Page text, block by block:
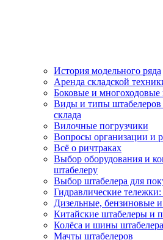
История модельного ряда
Аренда складской
Боковые и многоходовые
Виды и типы штабелеров
склада
Вилочные погрузчики
Вопросы организации и
Всё о ричтраках
Выбор оборудования и
штабелеру
Выбор штабелера для
Гидравлические
Дизельные, бензиновые
Китайские штабелеры и
Колёса и шины штабелера
Мачты штабелеров